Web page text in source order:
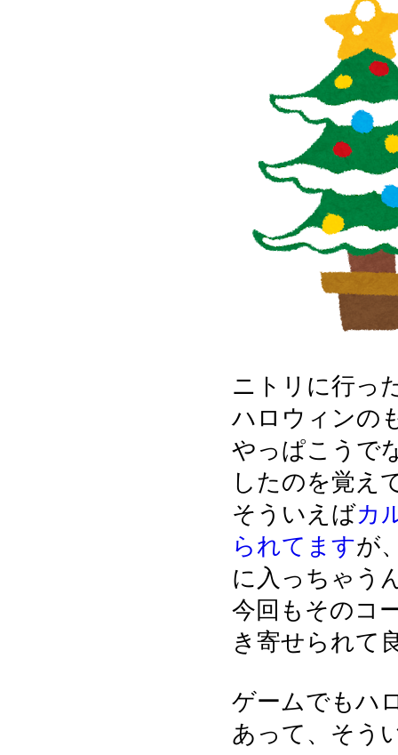
ニトリに行っ
ハロウィンの
やっぱこうで
したのを覚え
そういえばカ
られてますが
に入っちゃう
今回もそのコ
き寄せられて
ゲームでもハ
あって、そう